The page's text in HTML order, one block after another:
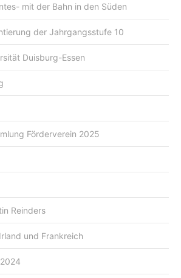
mit der Bahn in den Süden
der Jahrgangsstufe 10
Duisburg-Essen
Förderverein 2025
Reinders
und Frankreich